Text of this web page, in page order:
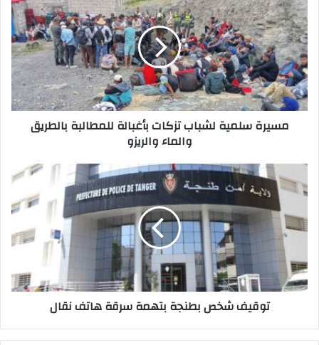
ك
ا
ل
إ
ل
ك
ت
ر
مسيرة سلمية لشباب تزكات بأغبالة للمطالبة بالطريق
والماء والريزو
توقيف شخص بطنجة بتهمة سرقة هاتف نقال